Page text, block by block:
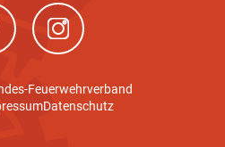
Fenster)(neues Fenster)
Feuerwehrverband
Datenschutz